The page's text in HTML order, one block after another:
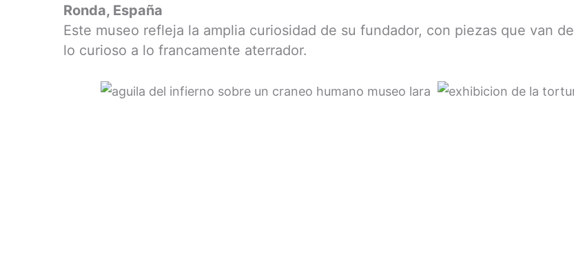
Ronda, España
Este museo refleja la amplia curiosidad de su fundador, con piezas que van de
lo curioso a lo francamente aterrador.